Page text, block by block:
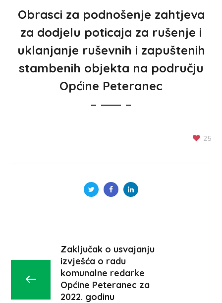
Obrasci za podnošenje zahtjeva
za dodjelu poticaja za rušenje i
uklanjanje ruševnih i zapuštenih
stambenih objekta na području
Općine Peteranec
25
Zaključak o usvajanju
izvješća o radu
komunalne redarke
Općine Peteranec za
2022. godinu